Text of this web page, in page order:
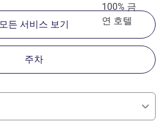
100% 금
연 호텔
모든 서비스 보기
주차